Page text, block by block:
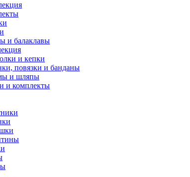
и балаклавы
и кепки
повязки и банданы
и шляпы
и комплекты